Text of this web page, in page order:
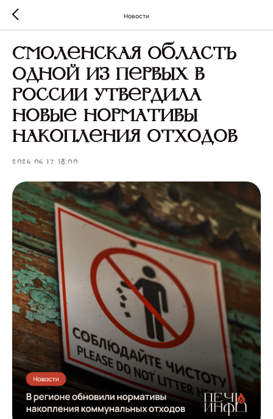
Новости
Смоленская область
одной из первых в
России утвердила
новые нормативы
накопления отходов
2026-06-17 18:00